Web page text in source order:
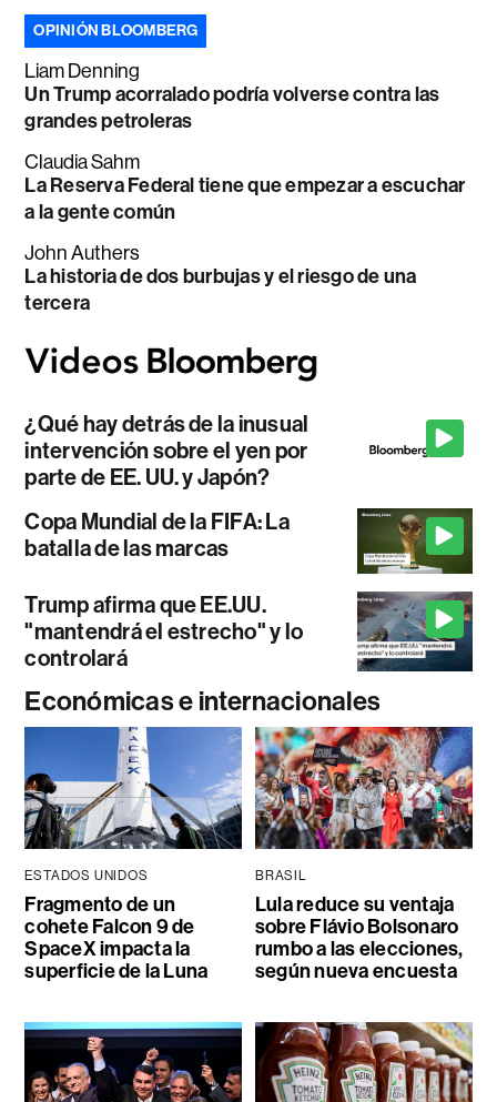
OPINIÓN BLOOMBERG
Liam Denning
Un Trump acorralado podría volverse contra las
grandes petroleras
Claudia Sahm
La Reserva Federal tiene que empezar a escuchar
a la gente común
John Authers
La historia de dos burbujas y el riesgo de una
tercera
¿Qué hay detrás de la inusual
intervención sobre el yen por
parte de EE. UU. y Japón?
Copa Mundial de la FIFA: La
batalla de las marcas
Trump afirma que EE.UU.
"mantendrá el estrecho" y lo
controlará
Económicas e internacionales
ESTADOS UNIDOS
Fragmento de un
cohete Falcon 9 de
SpaceX impacta la
superficie de la Luna
BRASIL
Lula reduce su ventaja
sobre Flávio Bolsonaro
rumbo a las elecciones,
según nueva encuesta